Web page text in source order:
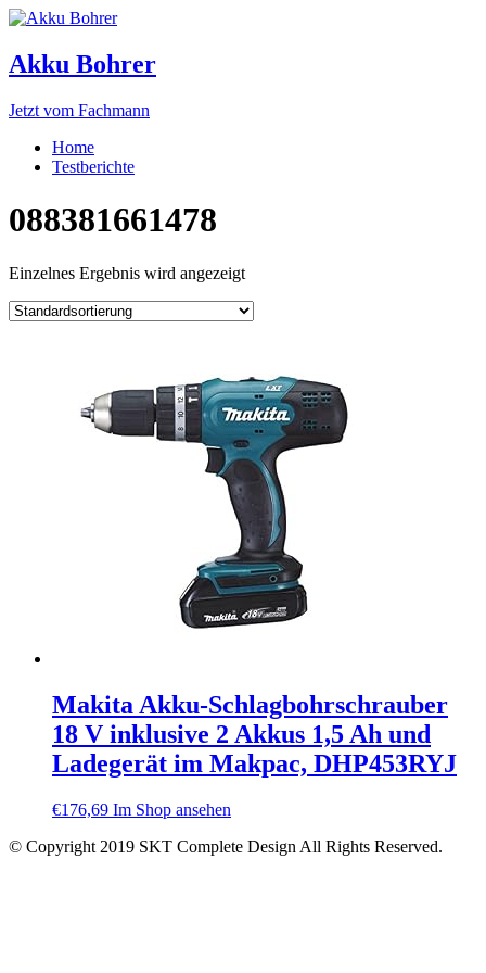
Akku Bohrer
Jetzt vom Fachmann
Home
Testberichte
088381661478
Einzelnes Ergebnis wird angezeigt
Makita Akku-Schlagbohrschrauber
18 V inklusive 2 Akkus 1,5 Ah und
Ladegerät im Makpac, DHP453RYJ
€176,69 Im Shop ansehen
© Copyright 2019 SKT Complete Design All Rights Reserved.